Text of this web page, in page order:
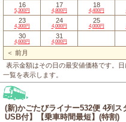
16
5,300円
17
4,800円
18
4,400円
23
4,300円
24
4,000円
25
4,000円
30
4,600円
31
4,000円
＜ 前月
表示金額はその日の最安値価格です。
一覧を表示します。
(新)かごたびライナー532便 4
USB付】【乗車時間最短】(特割)